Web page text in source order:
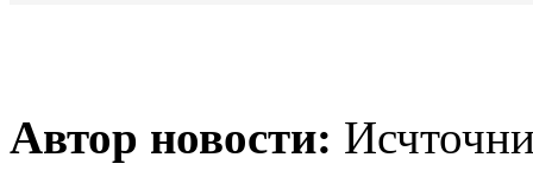
Автор новости: